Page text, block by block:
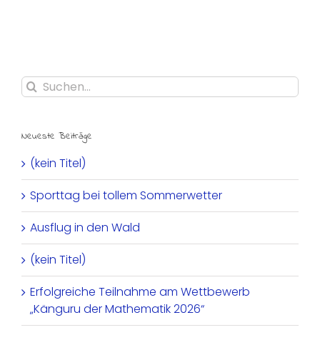
Suche
nach:
Neueste Beiträge
(kein Titel)
Sporttag bei tollem Sommerwetter
Ausflug in den Wald
(kein Titel)
Erfolgreiche Teilnahme am Wettbewerb
„Känguru der Mathematik 2026“